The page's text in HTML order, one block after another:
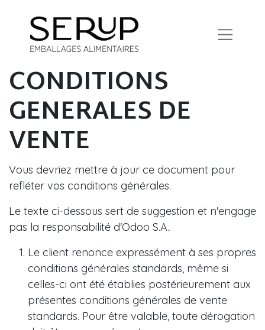
CONDITIONS
GENERALES DE
VENTE
Vous devriez mettre à jour ce document pour
refléter vos conditions générales.
Le texte ci-dessous sert de suggestion et n'engage
pas la responsabilité d'Odoo S.A..
Le client renonce expressément à ses propres
conditions générales standards, même si
celles-ci ont été établies postérieurement aux
présentes conditions générales de vente
standards. Pour être valable, toute dérogation